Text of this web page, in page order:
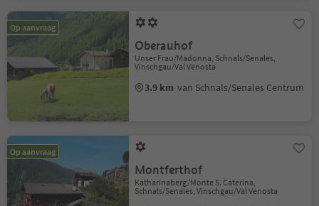
Op aanvraag
Oberauhof
Unser Frau/Madonna, Schnals/Senales,
Vinschgau/Val Venosta
3.9 km van Schnals/Senales Centrum
Op aanvraag
Montferthof
Katharinaberg/Monte S. Caterina,
Schnals/Senales, Vinschgau/Val Venosta